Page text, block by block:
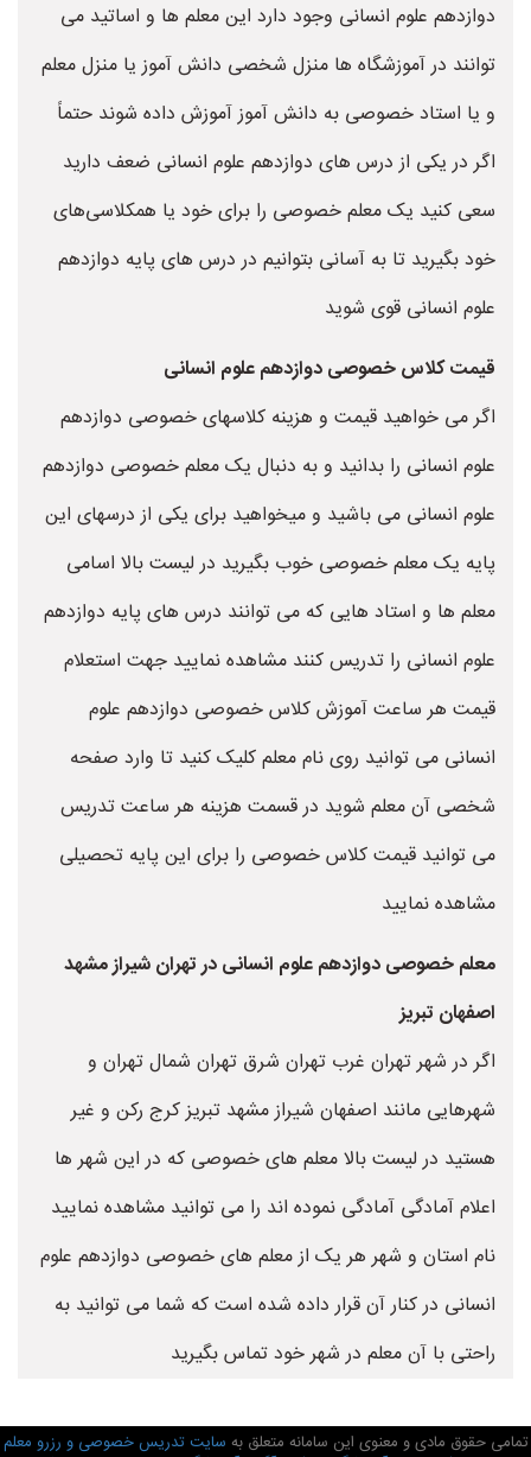
دوازدهم علوم انسانی وجود دارد این معلم ها و اساتید می
توانند در آموزشگاه ها منزل شخصی دانش آموز یا منزل معلم
و یا استاد خصوصی به دانش آموز آموزش داده شوند حتماً
اگر در یکی از درس های دوازدهم علوم انسانی ضعف دارید
سعی کنید یک معلم خصوصی را برای خود یا همکلاسی‌های
خود بگیرید تا به آسانی بتوانیم در درس های پایه دوازدهم
علوم انسانی قوی شوید
قیمت کلاس خصوصی دوازدهم علوم انسانی
اگر می خواهید قیمت و هزینه کلاسهای خصوصی دوازدهم
علوم انسانی را بدانید و به دنبال یک معلم خصوصی دوازدهم
علوم انسانی می باشید و میخواهید برای یکی از درسهای این
پایه یک معلم خصوصی خوب بگیرید در لیست بالا اسامی
معلم ها و استاد هایی که می توانند درس های پایه دوازدهم
علوم انسانی را تدریس کنند مشاهده نمایید جهت استعلام
قیمت هر ساعت آموزش کلاس خصوصی دوازدهم علوم
انسانی می توانید روی نام معلم کلیک کنید تا وارد صفحه
شخصی آن معلم شوید در قسمت هزینه هر ساعت تدریس
می توانید قیمت کلاس خصوصی را برای این پایه تحصیلی
مشاهده نمایید
معلم خصوصی دوازدهم علوم انسانی در تهران شیراز مشهد
اصفهان تبریز
اگر در شهر تهران غرب تهران شرق تهران شمال تهران و
شهرهایی مانند اصفهان شیراز مشهد تبریز کرج رکن و غیر
هستید در لیست بالا معلم های خصوصی که در این شهر ها
اعلام آمادگی آمادگی نموده اند را می توانید مشاهده نمایید
نام استان و شهر هر یک از معلم های خصوصی دوازدهم علوم
انسانی در کنار آن قرار داده شده است که شما می توانید به
راحتی با آن معلم در شهر خود تماس بگیرید
تمامی حقوق مادی و معنوی این سامانه متعلق به سایت تدریس خصوصی و رزرو معلم